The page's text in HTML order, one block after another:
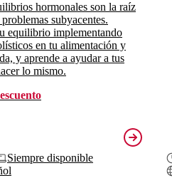
hormonales son la raíz
subyacentes.
equilibrio implementando
en tu alimentación y
y aprende a ayudar a tus
lo mismo.
Siempre disponible